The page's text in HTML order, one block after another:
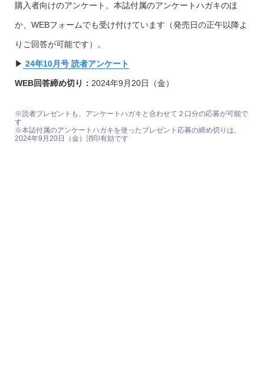
購入者向けのアンケート。本誌付属のアンケートハガキのほ
か、WEBフォームでも受け付けています（発売日の正午以降よ
りご回答が可能です）。
▶︎ 24年10月号 読者アンケート
WEB回答締め切り： 2024年9月20日（金）
※読者プレゼントも、アンケートハガキと合わせて２口分の応募が可能で
す
※本誌付属のアンケートハガキを使ったプレゼント応募の締め切りは、
2024年9月20日（金）消印有効です